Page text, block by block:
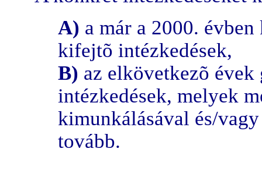
A) a már a 2000.
kifejtõ intézkedések,
B) az elkövetkezõ
intézkedések, melyek
kimunkálásával és/
tovább.